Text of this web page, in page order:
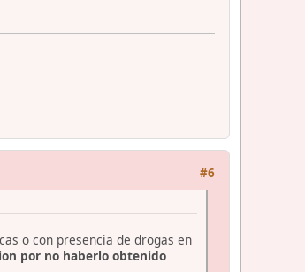
#6
o con presencia de drogas en
por no haberlo obtenido